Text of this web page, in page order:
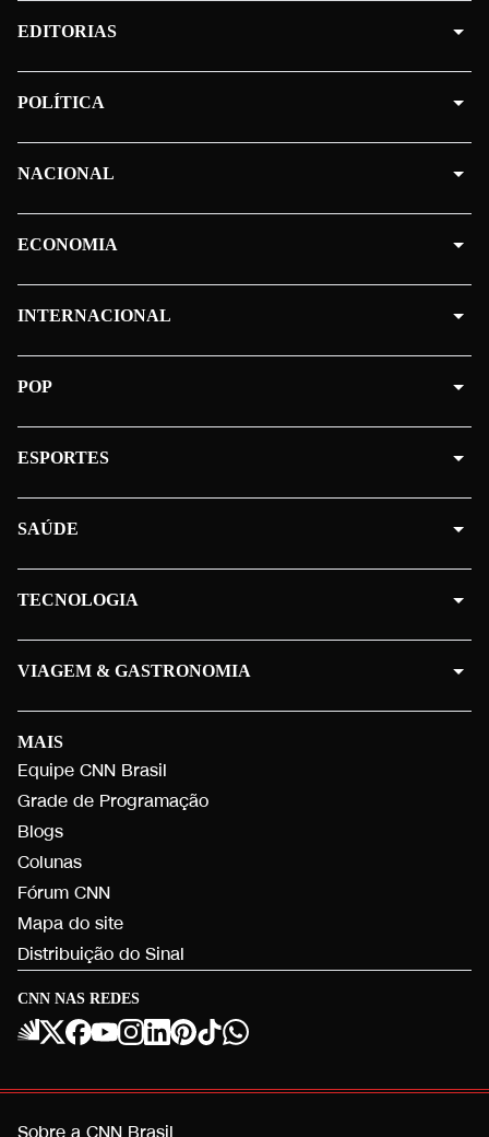
CNN NAS REDES
MAIS
Equipe CNN Brasil
Grade de Programação
Blogs
Colunas
Fórum CNN
Mapa do site
Distribuição do Sinal
EDITORIAS
POLÍTICA
NACIONAL
ECONOMIA
INTERNACIONAL
POP
ESPORTES
SAÚDE
TECNOLOGIA
VIAGEM & GASTRONOMIA
Sobre a CNN Brasil